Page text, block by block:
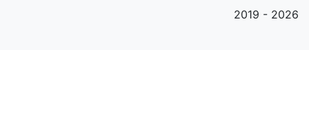
2019 - 2026